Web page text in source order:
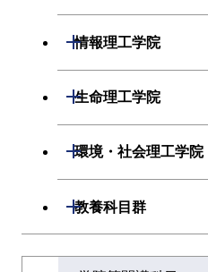
エネ
エン
ライ
ース
シス
コース
電気電子系
開閉
エネ
ライ
情報
コー
経営工学系
開閉
エン
専門科目
材料系
開閉
エネ
応用
専門科目
情報理工学院
開閉
数理・計算科
開閉
知能
情報
専門科目
生命理工学院
開閉
生命理工学系
開閉
ライ
ース
環境・社会理工学院
開閉
建築学系
開閉
教養科目群
開閉
文系教養科目
大学院課程を切り替える